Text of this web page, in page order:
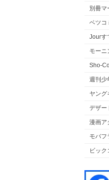
別冊マ
ベツコ
Jourす
モーニ
Sho-
週刊少
ヤング
デザー
漫画ア
モバフ
ビッ